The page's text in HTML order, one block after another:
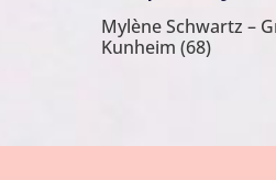
Mylène Schwartz –
Kunheim (68)